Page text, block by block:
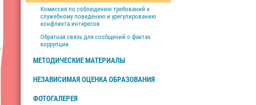
Комиссия по соблюдению требований к
служебному поведению и урегулированию
конфликта интересов
Обратная связь для сообщений о фактах
коррупции
МЕТОДИЧЕСКИЕ МАТЕРИАЛЫ
НЕЗАВИСИМАЯ ОЦЕНКА ОБРАЗОВАНИЯ
ФОТОГАЛЕРЕЯ